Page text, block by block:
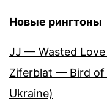
Новые рингтоны
JJ — Wasted
Ziferblat — Bird of
Ukraine)